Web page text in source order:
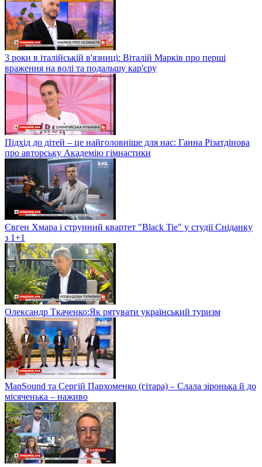
3 роки в італійській в'язниці: Віталій Марків про перші
враження на волі та подальшу кар'єру
Підхід до дітей – це найголовніше для нас: Ганна Різатдінова
про авторську Академію гімнастики
Євген Хмара і струнний квартет "Black Tie" у студії Сніданку
з 1+1
Олександр Ткаченко:Як рятувати український туризм
ManSound та Сергій Пархоменко (гітара) – Слала зіронька й до
місяченька – наживо